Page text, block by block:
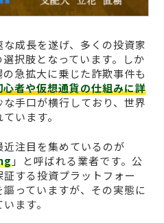
成長を遂げ、多くの投資家
択肢となっています。しか
急拡大に乗じた詐欺事件も
心者や仮想通貨の仕組みに詳
な手口が横行しており、世界
います。
注目を集めているのが
」と呼ばれる業者です。公
する投資プラットフォー
っていますが、その実態に
ます。